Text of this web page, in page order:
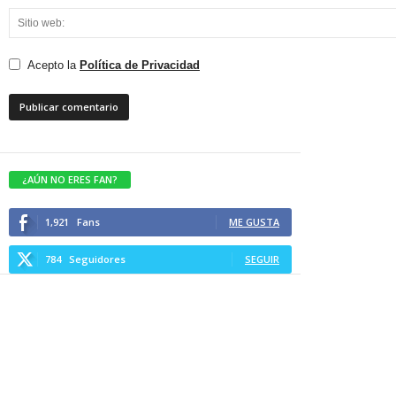
Acepto la Política de Privacidad
¿AÚN NO ERES FAN?
1,921 Fans ME GUSTA
784 Seguidores SEGUIR